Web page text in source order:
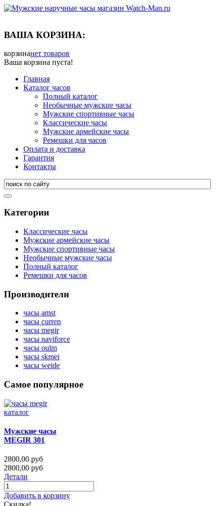
ВАША КОРЗИНА:
корзинанет товаров
Ваша корзина пуста!
Главная
Каталог часов
Полный каталог
Необычные мужские часы
Мужские спортивные часы
Классические часы
Мужские армейские часы
Ремешки для часов
Оплата и доставка
Гарантия
Контакты
Категории
Классические часы
Мужские армейские часы
Мужские спортивные часы
Необычные мужские часы
Полный каталог
Ремешки для часов
Производители
часы amst
часы curren
часы megir
часы naviforce
часы oulm
часы skmei
часы weide
Самое популярное
Мужские часы
MEGIR 301
2800,00 руб
2800,00 руб
Детали
Добавить в корзину